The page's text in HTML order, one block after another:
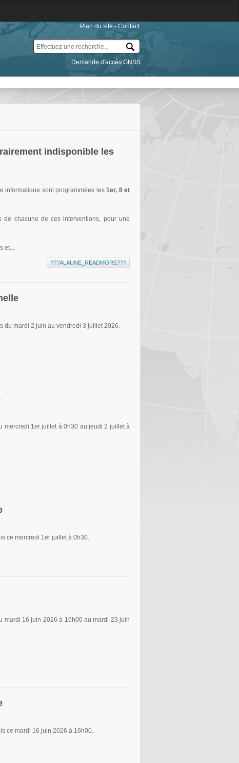
Plan du site - Contact
Demande d'accès GNSS
indisponible les
informatique sont programmées les1er, 8 et
de chacune de ces interventions, pour une
et...
???ALAUNE_READMORE???
du mardi 2 juin au vendredi 3 juillet 2026.
mercredi 1er juillet à 0h30 au jeudi 2 juillet à
ce mercredi 1er juillet à 0h30.
mardi 16 juin 2026 à 16h00 au mardi 23 juin
ce mardi 16 juin 2026 à 16h00.